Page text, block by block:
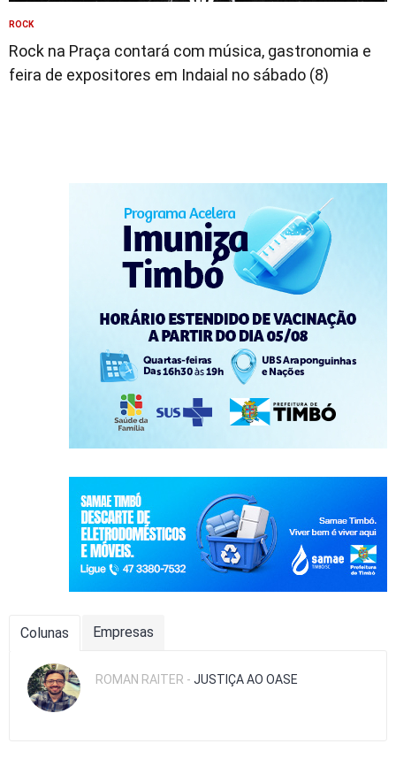
ROCK
Rock na Praça contará com música, gastronomia e
feira de expositores em Indaial no sábado (8)
Colunas Empresas
ROMAN RAITER - JUSTIÇA AO OASE